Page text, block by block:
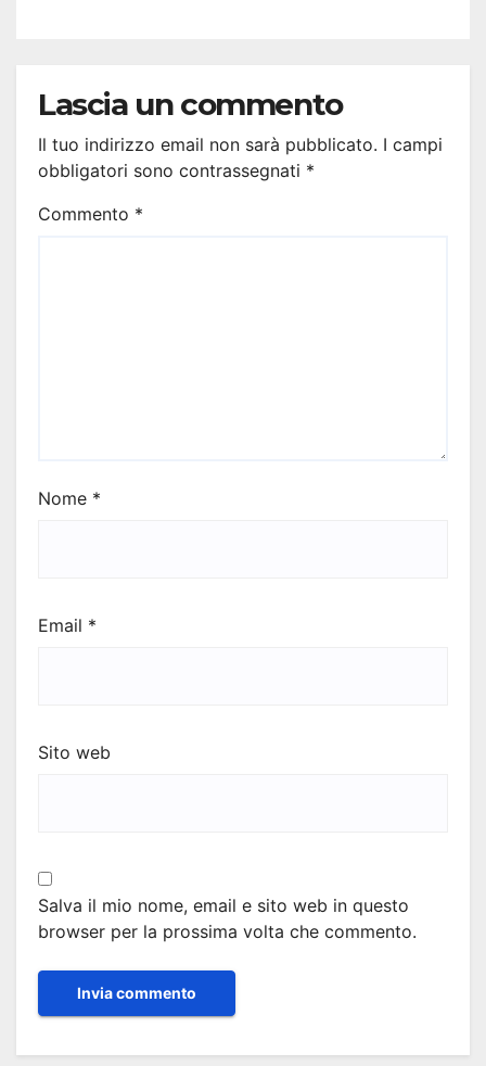
Lascia un commento
Il tuo indirizzo email non sarà pubblicato. I campi
obbligatori sono contrassegnati *
Commento *
Nome *
Email *
Sito web
Salva il mio nome, email e sito web in questo
browser per la prossima volta che commento.